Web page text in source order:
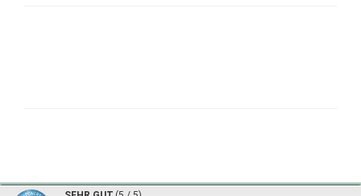
1001 Wohntraum - traumhafte Bambusbetten © 2026 | ©